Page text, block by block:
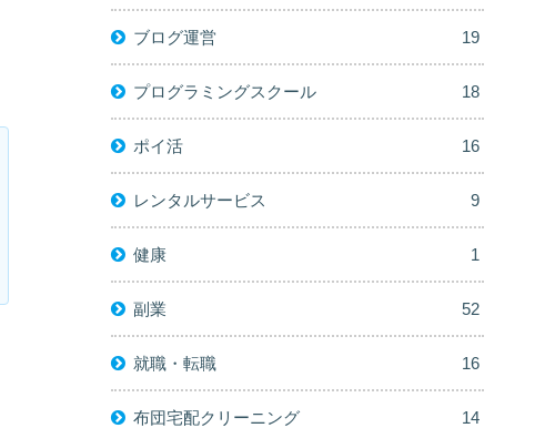
ブログ運営 19
プログラミングスクール 18
ポイ活 16
レンタルサービス 9
健康 1
副業 52
就職・転職 16
布団宅配クリーニング 14